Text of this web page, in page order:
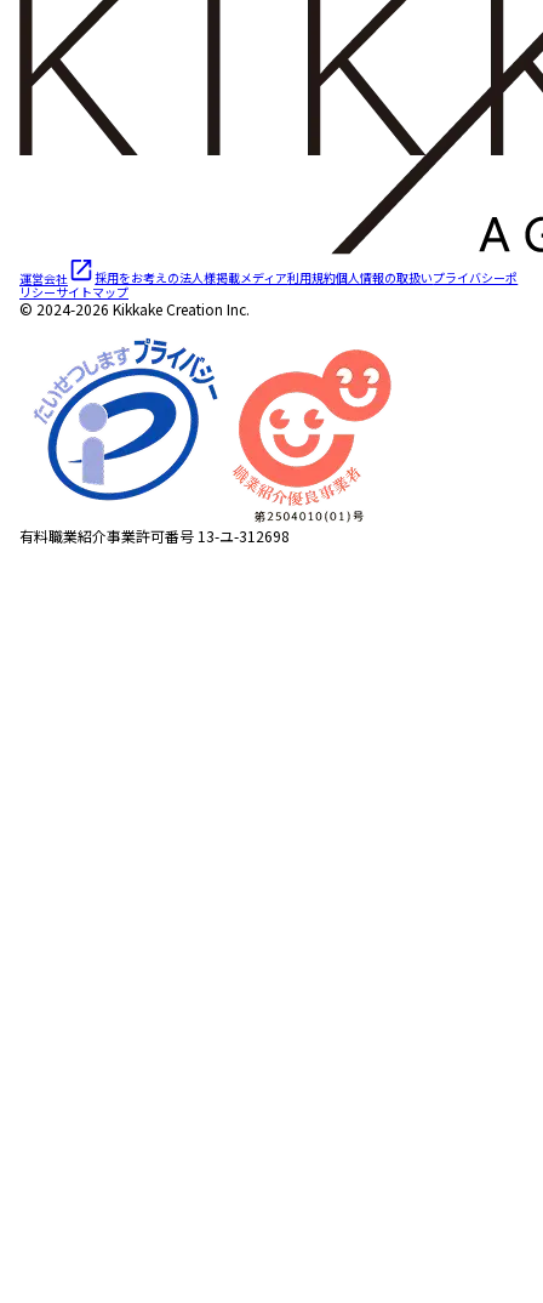
運営会社 採用をお考えの法人様掲載メディア利用規約個人情報の取扱いプライバシーポ
リシーサイトマップ
© 2024-2026 Kikkake Creation Inc.
有料職業紹介事業許可番号 13-ユ-312698